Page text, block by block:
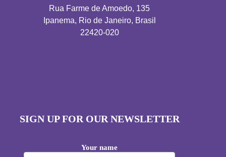
Rua Farme de Amoedo, 135
Ipanema, Rio de Janeiro, Brasil
22420-020
SIGN UP FOR OUR NEWSLETTER
Your name